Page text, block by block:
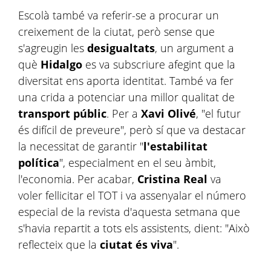
Escolà també va referir-se a procurar un
creixement de la ciutat, però sense que
s'agreugin les desigualtats, un argument a
què Hidalgo es va subscriure afegint que la
diversitat ens aporta identitat. També va fer
una crida a potenciar una millor qualitat de
transport públic. Per a Xavi Olivé, "el futur
és difícil de preveure", però sí que va destacar
la necessitat de garantir "l'estabilitat
política", especialment en el seu àmbit,
l'economia. Per acabar, Cristina Real va
voler fellicitar el TOT i va assenyalar el número
especial de la revista d'aquesta setmana que
s'havia repartit a tots els assistents, dient: "Això
reflecteix que la ciutat és viva".